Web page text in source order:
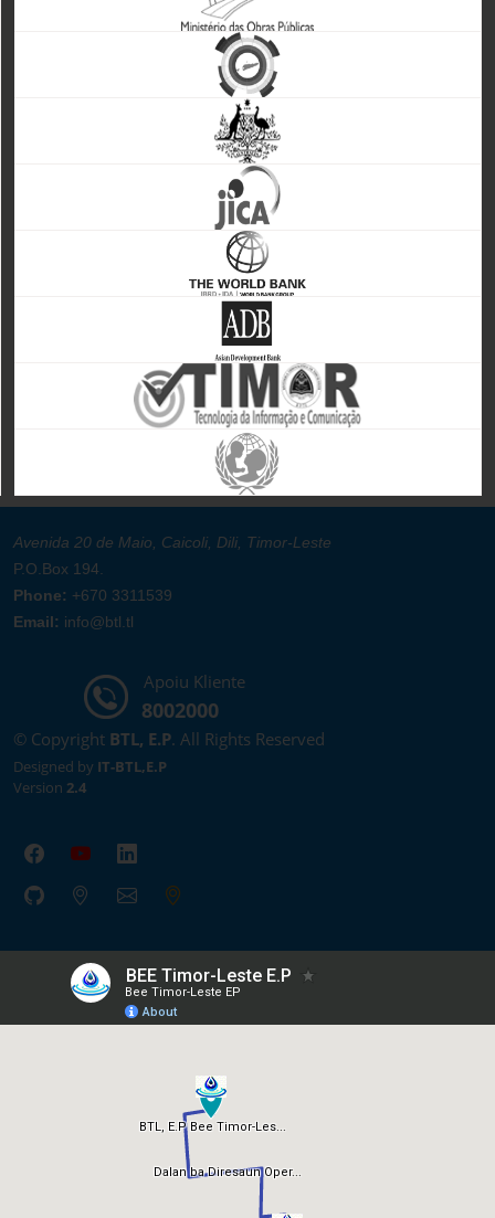
Avenida 20 de Maio, Caicoli, Dili, Timor-Leste
P.O.Box 194.
Phone: +670 3311539
Email: info@btl.tl
Apoiu Kliente
8002000
© Copyright BTL, E.P. All Rights Reserved
Designed by IT-BTL,E.P
Version 2.4